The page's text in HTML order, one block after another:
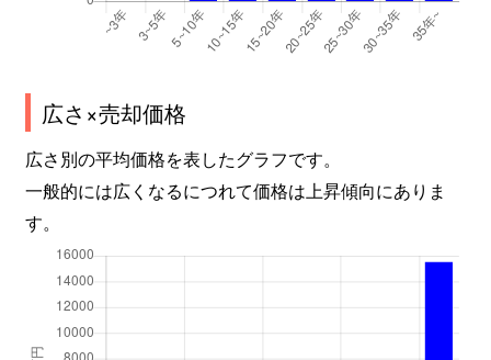
広さ×売却価格
広さ別の平均価格を表したグラフです。
一般的には広くなるにつれて価格は上昇傾向にありま
す。